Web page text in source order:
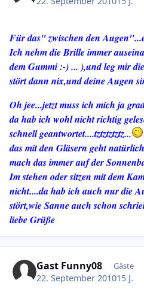
Für das" zwischen den
Ich nehm die Brille immer
dem Gummi :-) ... ),und leg mir
stört dann nix,und deine Augen
Oh jee...jetzt muss ich mich ja
da hab ich wohl nicht richtig
schnell geantwortet....tztztztztz...
das mit den Gläsern geht
mach das immer auf der
Im stehen oder sitzen mit dem
nicht....da hab ich auch nur die
stört,wie Sanne auch schon
liebe Grüße
Gast Funny08 Gäste
22. September 201015 J.